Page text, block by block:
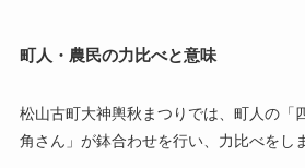
町人・農民の力比べと意味
松山古町大神輿秋まつりでは、町人の「
角さん」が鉢合わせを行い、力比べをし